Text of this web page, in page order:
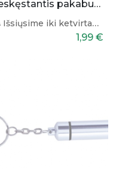
Neskęstantis pakabukas
Išsiųsime iki ketvirtadienio
1,99 €